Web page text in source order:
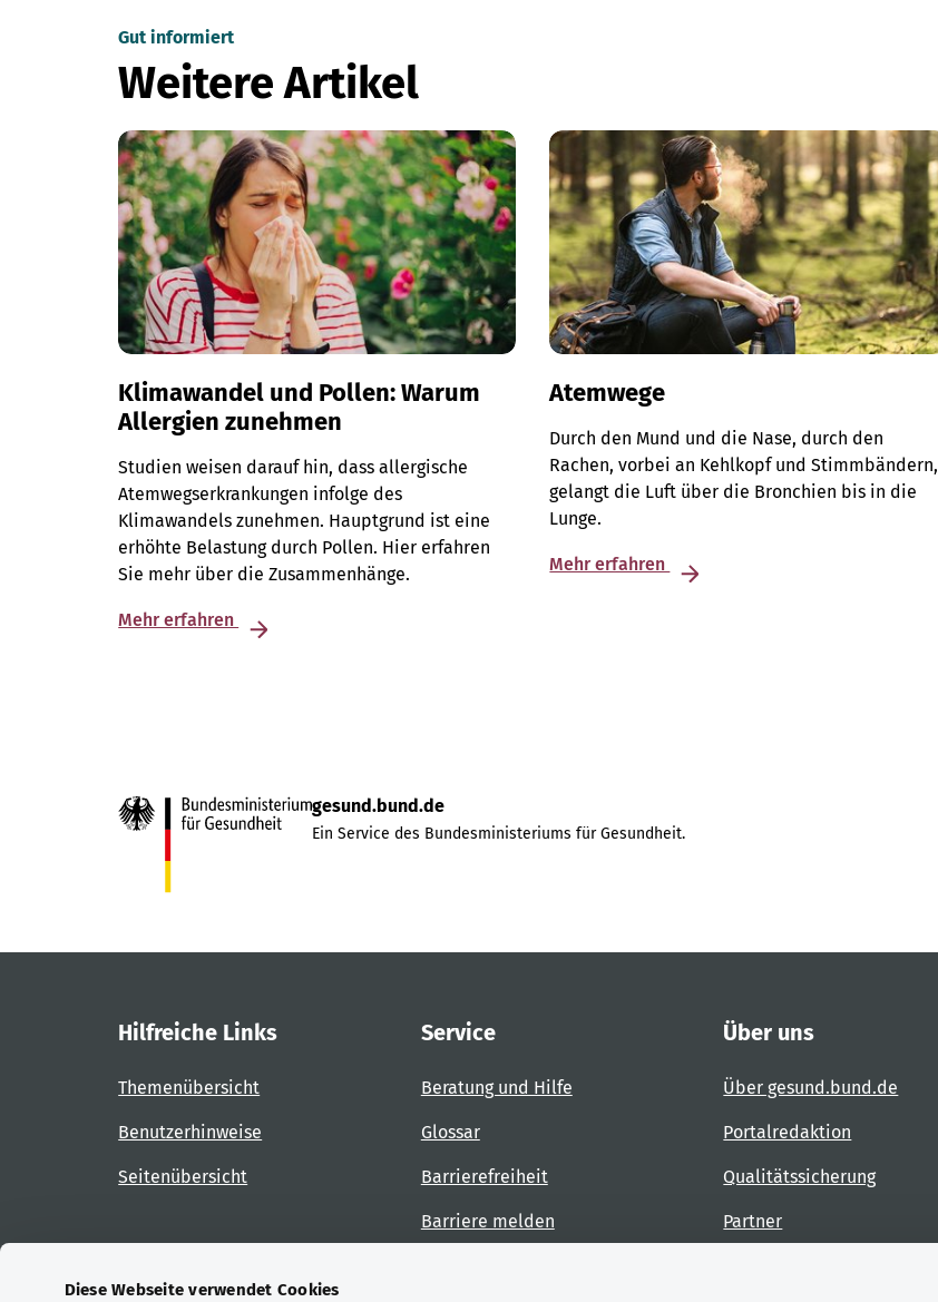
Diese Webseite verwendet Cookies
Gut informiert
Weitere Artikel
Klimawandel und Pollen: Warum
Allergien zunehmen
Studien weisen darauf hin, dass allergische
Atemwegserkrankungen infolge des
Klimawandels zunehmen. Hauptgrund ist eine
erhöhte Belastung durch Pollen. Hier erfahren
Sie mehr über die Zusammenhänge.
Mehr erfahren
Atemwege
Durch den Mund und die Nase, durch den
Rachen, vorbei an Kehlkopf und Stimmbändern,
gelangt die Luft über die Bronchien bis in die
Lunge.
Mehr erfahren
gesund.bund.de
Ein Service des Bundesministeriums für Gesundheit.
Hilfreiche Links
Themenübersicht
Benutzerhinweise
Seitenübersicht
Service
Beratung und Hilfe
Glossar
Barrierefreiheit
Barriere melden
Über uns
Über gesund.bund.de
Portalredaktion
Qualitätssicherung
Partner